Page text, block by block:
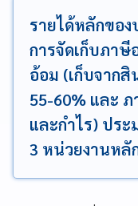
รายได้หลักของ
การจัดเก็บภาษี
อ้อม (เก็บจาก
55-60% และ ภ
และกำไร) ปร
3 หน่วยงานหลั